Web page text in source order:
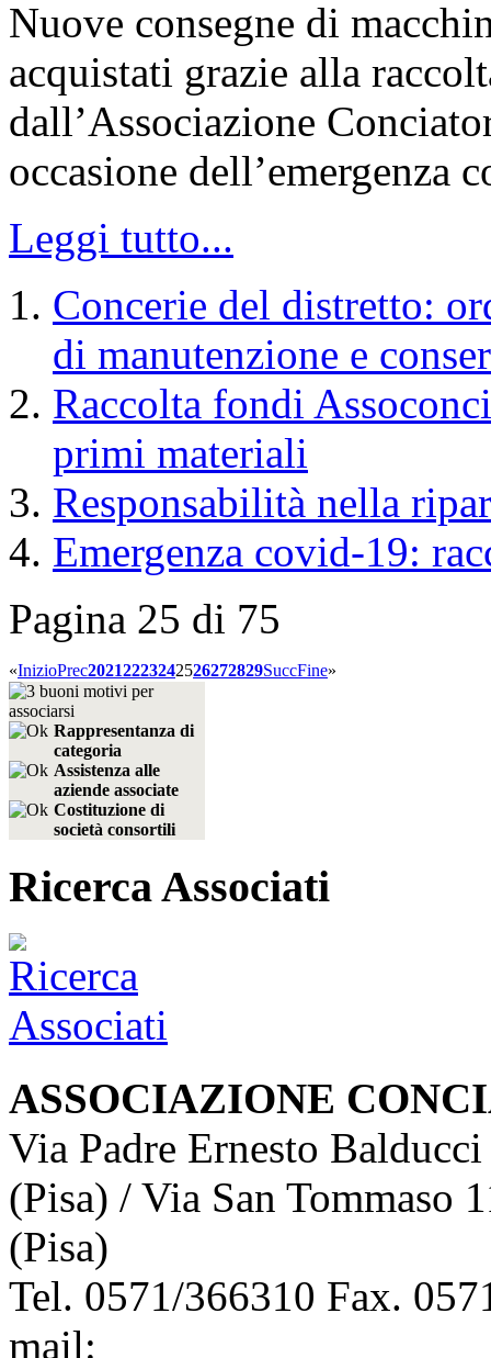
Nuove consegne di
acquistati grazie alla
dall’Associazione
occasione dell’emergenza
Leggi tutto...
Concerie del distretto:
di manutenzione e
Raccolta fondi
primi materiali
Responsabilità nella
Emergenza covid-19:
Pagina 25 di 75
«InizioPrec20212223242526272829SuccFine»
Rappresentanza di
categoria
Assistenza alle
aziende associate
Costituzione di
società consortili
Ricerca Associati
ASSOCIAZIONE
Via Padre Ernesto
(Pisa) / Via San Tommaso
(Pisa)
Tel. 0571/366310 Fax.
mail: